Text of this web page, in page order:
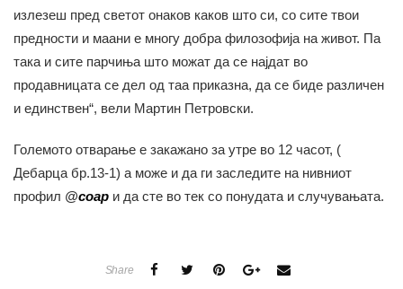
излезеш пред светот онаков каков што си, со сите твои
предности и маани е многу добра филозофија на живот. Па
така и сите парчиња што можат да се најдат во
продавницата се дел од таа приказна, да се биде различен
и единствен“, вели Мартин Петровски.
Големото отварање е закажано за утре во 12 часот, (
Дебарца бр.13-1) а може и да ги заследите на нивниот
профил @coap и да сте во тек со понудата и случувањата.
Share